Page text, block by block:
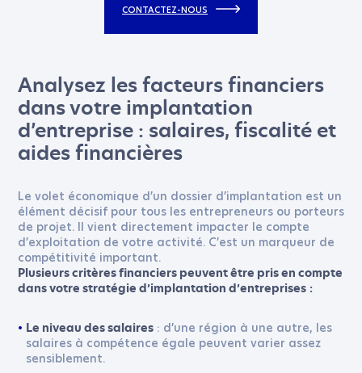
CONTACTEZ-NOUS
Analysez les facteurs financiers
dans votre implantation
d’entreprise : salaires, fiscalité et
aides financières
Le volet économique d’un dossier d’implantation est un
élément décisif pour tous les entrepreneurs ou porteurs
de projet. Il vient directement impacter le compte
d’exploitation de votre activité. C’est un marqueur de
compétitivité important.
Plusieurs critères financiers peuvent être pris en compte
dans votre stratégie d’implantation d’entreprises :
Le niveau des salaires : d’une région à une autre, les
salaires à compétence égale peuvent varier assez
sensiblement.